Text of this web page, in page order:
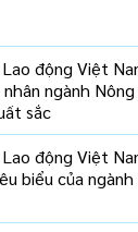
động Việt
ngành
sắc
động Việt
biểu của